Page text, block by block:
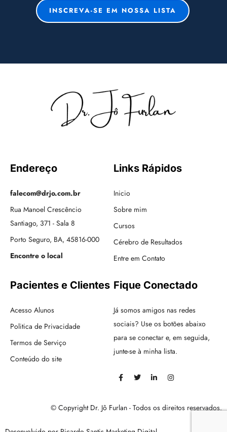
INSCREVA-SE EM NOSSA LISTA
Endereço
falecom@drjo.com.br
Rua Manoel Crescêncio
Santiago, 371 - Sala 8
Porto Seguro, BA, 45816-000
Encontre o local
Links Rápidos
Inicio
Sobre mim
Cursos
Cérebro de Resultados
Entre em Contato
Pacientes e Clientes
Acesso Alunos
Politica de Privacidade
Termos de Serviço
Conteúdo do site
Fique Conectado
Já somos amigos nas redes
sociais? Use os botões abaixo
para se conectar e, em seguida,
junte-se à minha lista.
© Copyright Dr. Jô Furlan - Todos os direitos reservados.